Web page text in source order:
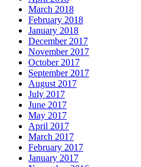
March 2018
February 2018
January 2018
December 2017
November 2017
October 2017
September 2017
August 2017
July 2017
June 2017
May 2017
April 2017
March 2017
February 2017
January 2017